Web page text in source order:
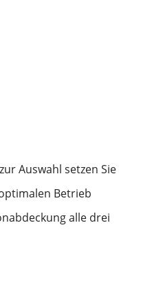
Auswahl setzen Sie
Betrieb
alle drei